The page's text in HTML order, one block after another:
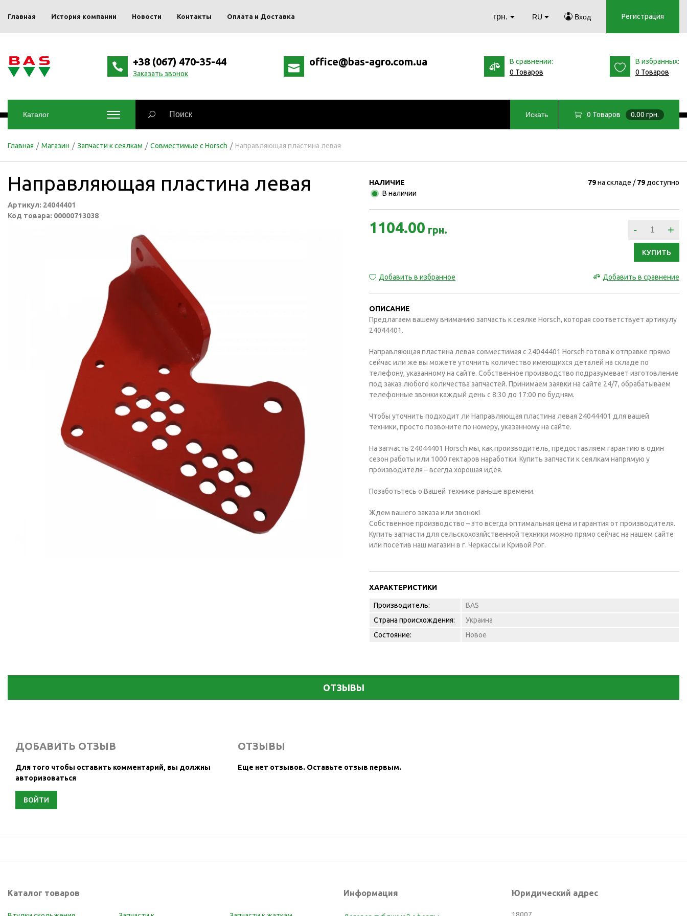
Главная История компании Новости Контакты Оплата и Доставка грн. RU Вход Регистрация
+38 (067) 470-35-44
Заказать звонок
office@bas-agro.com.ua
В сравнении:
0 Товаров
В избранных:
0 Товаров
Каталог Искать 0 Товаров 0.00 грн.
Главная / Магазин / Запчасти к сеялкам / Совместимые с Horsch / Направляющая пластина левая
Направляющая пластина левая
Артикул: 24044401
Код товара: 00000713038
НАЛИЧИЕ
В наличии
79на складе 79 доступно
1104.00 грн. - +
КУПИТЬ
Добавить в избранное Добавить в сравнение
ОПИСАНИЕ
Предлагаем вашему вниманию запчасть к сеялке Horsch, которая соответствует артикулу
24044401.
Направляющая пластина левая совместимая с 24044401 Horsch готова к отправке прямо
сейчас или же вы можете уточнить количество имеющихся деталей на складе по
телефону, указанному на сайте. Собственное производство подразумевает изготовление
под заказ любого количества запчастей. Принимаем заявки на сайте 24/7, обрабатываем
телефонные звонки каждый день с 8:30 до 17:00 по будням.
Чтобы уточнить подходит ли Направляющая пластина левая 24044401 для вашей
техники, просто позвоните по номеру, указанному на сайте.
На запчасть 24044401 Horsch мы, как производитель, предоставляем гарантию в один
сезон работы или 1000 гектаров наработки. Купить запчасти к сеялкам напрямую у
производителя – всегда хорошая идея.
Позаботьтесь о Вашей технике раньше времени.
Ждем вашего заказа или звонок!
Собственное производство – это всегда оптимальная цена и гарантия от производителя.
Купить запчасти для сельскохозяйственной техники можно прямо сейчас на нашем сайте
или посетив наш магазин в г. Черкассы и Кривой Рог.
ХАРАКТЕРИСТИКИ
Производитель:
BAS
Страна происхождения:
Украина
Состояние:
Новое
ОТЗЫВЫ
ДОБАВИТЬ ОТЗЫВ
Для того чтобы оставить комментарий, вы должны
авторизоваться
ВОЙТИ
ОТЗЫВЫ
Еще нет отзывов. Оставьте отзыв первым.
Каталог товаров Информация Юридический адрес